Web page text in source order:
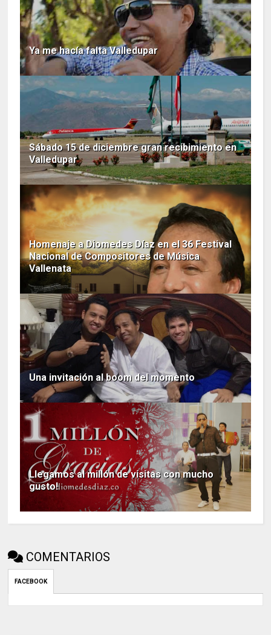
Ya me hacía falta Valledupar
Sábado 15 de diciembre gran recibimiento en
Valledupar
Homenaje a Diomedes Díaz en el 36 Festival
Nacional de Compositores de Música
Vallenata
Una invitación al boom del momento
Llegamos al millón de visitas con mucho
gusto!
COMENTARIOS
FACEBOOK